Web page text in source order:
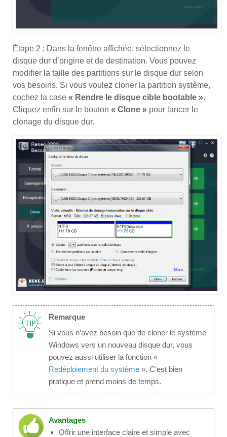
Étape 2 : Dans la fenêtre affichée, sélectionnez le
disque dur d’origine et de destination. Vous pouvez
modifier la taille des partitions sur le disque dur selon
vos besoins. Si vous voulez cloner la partition système,
cochez la case « Rendre le disque cible bootable ».
Cliquez enfin sur le bouton « Clone » pour lancer le
clonage du disque dur.
Remarque
Si vous n’avez besoin que de cloner le système
Windows vers un nouveau disque dur, vous
pouvez aussi utiliser la fonction «
Redéploiement du système ». C’est bien
pratique et prend moins de temps.
Avantages
Offrir une interface claire et simple avec